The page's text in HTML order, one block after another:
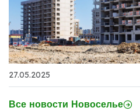
27.05.2025
Все новости Новоселье